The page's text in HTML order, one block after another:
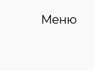
Меню